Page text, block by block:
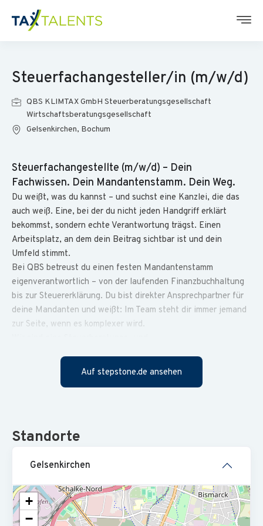
Steuerfachangesteller/in (m/w/d)
QBS KLIMTAX GmbH Steuerberatungsgesellschaft
Wirtschaftsberatungsgesellschaft
Gelsenkirchen, Bochum
Steuerfachangestellte (m/w/d) – Dein
Fachwissen. Dein Mandantenstamm. Dein Weg.
Du weißt, was du kannst – und suchst eine Kanzlei, die das
auch weiß. Eine, bei der du nicht jeden Handgriff erklärt
bekommst, sondern echte Verantwortung trägst. Einen
Arbeitsplatz, an dem dein Beitrag sichtbar ist und dein
Umfeld stimmt.
Bei QBS betreust du einen festen Mandantenstamm
eigenverantwortlich – von der laufenden Finanzbuchhaltung
bis zur Steuererklärung. Du bist direkter Ansprechpartner für
deine Mandanten und weißt: Im Team steht dir immer jemand
zur Seite, wenn es komplexer wird.
an vier Standorten im Ruhrgebiet. Modern aufgestellt, digital
unterwegs – und fest überzeugt davon, dass gute Arbeit nur
Du übernimmst Verantwortung für einen festen
deinen Mandanten aktiv mit. Dein Alltag bei QBS dreht sich
Finanzbuchhaltung– Du erstellst eigenverantwortlich
die laufenden Finanzbuchhaltungen und Buchführung
Auf stepstone.de ansehen
Standorte
Gelsenkirchen
+
−